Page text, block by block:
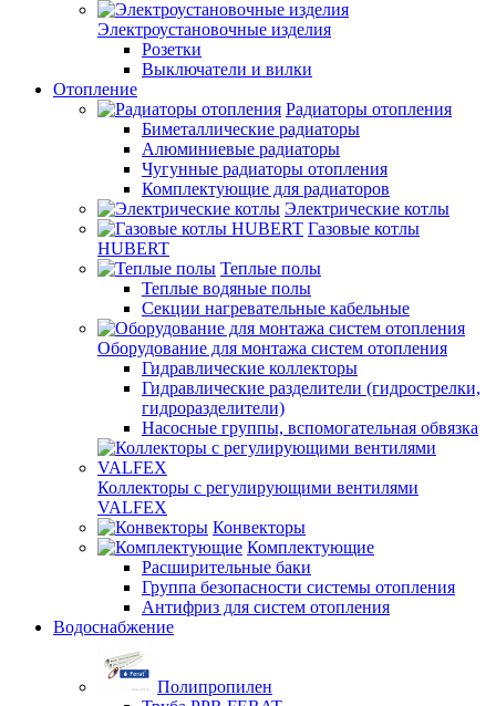
Электроустановочные изделия
Розетки
Выключатели и вилки
Отопление
Радиаторы отопления
Биметаллические радиаторы
Алюминиевые радиаторы
Чугунные радиаторы отопления
Комплектующие для радиаторов
Электрические котлы
Газовые котлы
HUBERT
Теплые полы
Теплые водяные полы
Секции нагревательные кабельные
Оборудование для монтажа систем отопления
Гидравлические коллекторы
Гидравлические разделители (гидрострелки,
гидроразделители)
Насосные группы, вспомогательная обвязка
Коллекторы с регулирующими вентилями
VALFEX
Конвекторы
Комплектующие
Расширительные баки
Группа безопасности системы отопления
Антифриз для систем отопления
Водоснабжение
Полипропилен